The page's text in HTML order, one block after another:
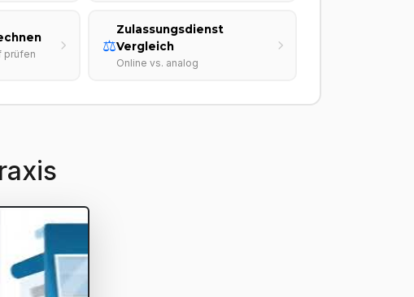
prüfen ⚖️
Zulassungsdienst
Vergleich
Online vs. analog